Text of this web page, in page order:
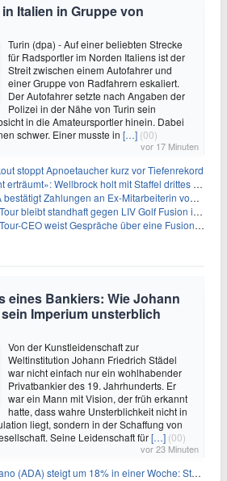
Italien in Gruppe von
Turin (dpa) - Auf einer beliebten Strecke
für Radsportler im Norden Italiens ist der
Streit zwischen einem Autofahrer und
einer Gruppe von Radfahrern eskaliert.
Der Autofahrer setzte nach Angaben der
Polizei in der Nähe von Turin sein
in die Amateursportler hinein. Dabei
schwer. Einer musste in […] (00)
vor 17 Minuten
stoppt Apnoetaucher kurz vor Tiefenrekord
erträumt»: Wellbrock holt mit Staffel drittes EM-Gold
Zahlungen an Ex-Mitarbeiterin von Infantino
bleibt standhaft gegen LIV Golf Fusion in einem sich wandelnden Sportumfeld
weist Gespräche über eine Fusion mit LIV Golf zurück und bekräftigt die Wettbewerbslandschaft
eines Bankiers: Wie Johann
Imperium unsterblich
Von der Kunstleidenschaft zur
Weltinstitution Johann Friedrich Städel
war nicht einfach nur ein wohlhabender
Privatbankier des 19. Jahrhunderts. Er
war ein Mann mit Vision, der früh erkannt
hatte, dass wahre Unsterblichkeit nicht in
liegt, sondern in der Schaffung von
Seine Leidenschaft für[…] (00)
vor 23 Minuten
steigt um 18% in einer Woche: Steht ein Kurs von $0,30 bevor?